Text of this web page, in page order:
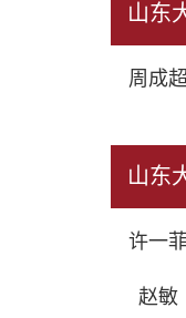
山东
周成
山东
许一
赵敏